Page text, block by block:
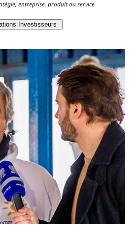
entreprise, produit ou service.
Investisseurs